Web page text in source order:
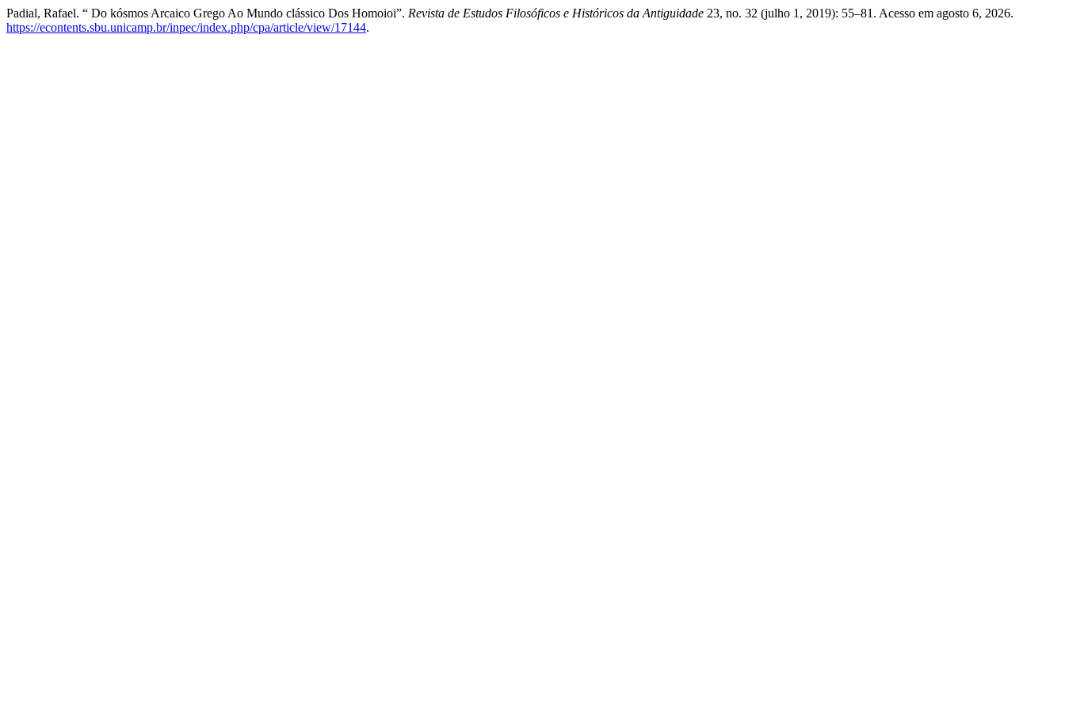
Padial, Rafael. “ Do kósmos Arcaico Grego Ao Mundo clássico Dos Homoioi”. Revista de Estudos Filosóficos e Históricos da Antiguidade 23, no. 32 (julho 1, 2019): 55–81. Acesso em agosto 6, 2026.
https://econtents.sbu.unicamp.br/inpec/index.php/cpa/article/view/17144.